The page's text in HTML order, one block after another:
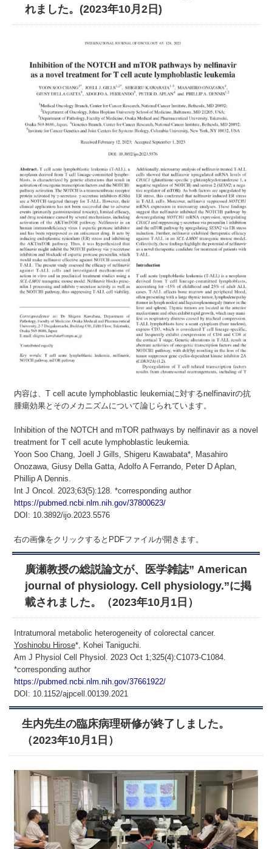
れました。(2023年10月2日)
内容は、T cell acute lymphoblastic leukemiaに対するnelfinavirの抗
腫瘍効果とそのメカニズムについて論じられています。
Inhibition of the NOTCH and mTOR pathways by nelfinavir as a novel
treatment for T cell acute lymphoblastic leukemia.
Yoon Soo Chang, Joell J Gills, Shigeru Kawabata*, Masahiro
Onozawa, Giusy Della Gatta, Adolfo A Ferrando, Peter D Aplan,
Phillip A Dennis.
Int J Oncol. 2023;63(5):128. *corresponding author
https://pubmed.ncbi.nlm.nih.gov/37800623/
DOI: 10.3892/ijo.2023.5576
右の画像をクリックするとPDFファイルが開きます。
廣瀬教授の総説論文が、医学雑誌” American
journal of physiology. Cell physiology.”に掲
載されました。（2023年10月1日）
Intratumoral metabolic heterogeneity of colorectal cancer.
Yoshinobu Hirose*, Kohei Taniguchi.
Am J Physiol Cell Physiol. 2023 Oct 1;325(4):C1073-C1084.
*corresponding author
https://pubmed.ncbi.nlm.nih.gov/37661922/
DOI: 10.1152/ajpcell.00139.2021
生内先生の臨床病理研修が終了しました。
（2023年10月1日）